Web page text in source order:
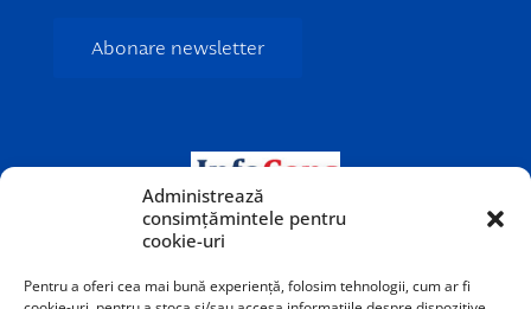
Administrează
consimțămintele pentru
cookie-uri
Pentru a oferi cea mai bună experiență, folosim tehnologii, cum ar fi